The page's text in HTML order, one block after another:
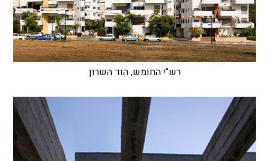
רש"י החומש, הוד השרון